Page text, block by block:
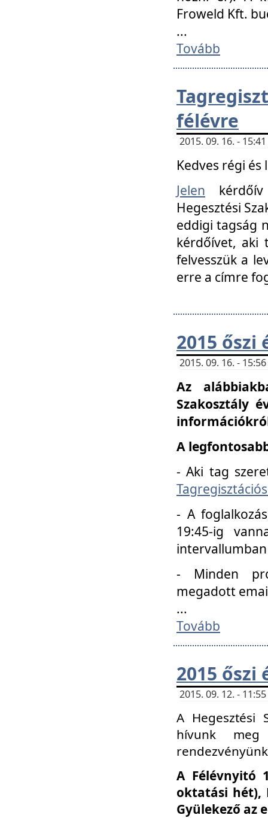
Froweld Kft.
...
Tovább
félévre
2015. 09. 16. -
Kedves régi
Jelen
Hegesztési
eddigi tagság
kérdőívet, aki
felvesszük a
erre a címre
2015 őszi
2015. 09. 16. -
Az
Szakosztály
A
- Aki tag
- A
19:45-ig
- Minden
megadott
...
Tovább
2015
2015. 09. 12. -
A Hegesztési
hívunk
A Félévnyitó
oktatási hét),
Gyülekező az